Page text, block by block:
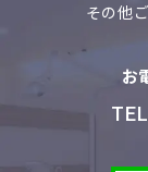
その他
お